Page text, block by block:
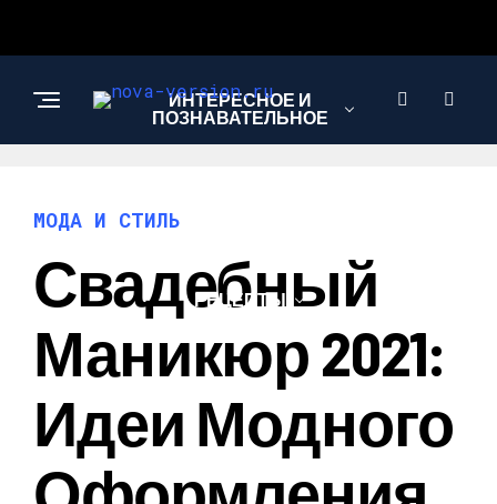
ИНТЕРЕСНОЕ И
ПОЗНАВАТЕЛЬНОЕ
МОДА И СТИЛЬ
РЕЦЕПТЫ
МОДА И СТИЛЬ
Свадебный
Маникюр 2021:
Идеи Модного